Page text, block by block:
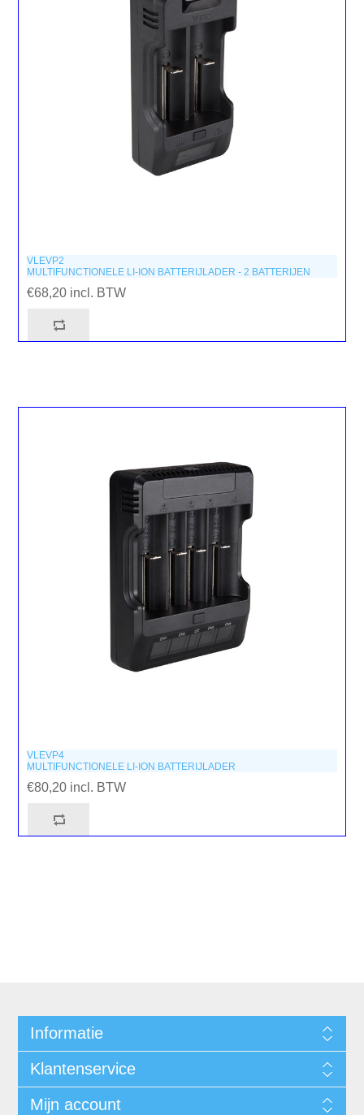
VLEVP2
MULTIFUNCTIONELE LI-ION BATTERIJLADER - 2 BATTERIJEN
€68,20 incl. BTW
VLEVP4
MULTIFUNCTIONELE LI-ION BATTERIJLADER
€80,20 incl. BTW
Informatie
Klantenservice
Mijn account